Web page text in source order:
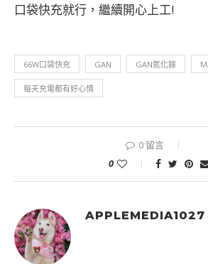
口袋快充就行，繼續開心上工!
66W口袋快充 GAN GAN氮化鎵
每天充電都有好心情
0 留言
0
APPLEMEDIA1027